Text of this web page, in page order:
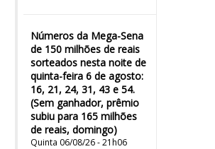
Números da Mega-Sena
de 150 milhões de reais
sorteados nesta noite de
quinta-feira 6 de agosto:
16, 21, 24, 31, 43 e 54.
(Sem ganhador, prêmio
subiu para 165 milhões
de reais, domingo)
Quinta 06/08/26 - 21h06